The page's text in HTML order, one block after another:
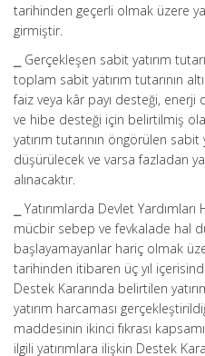
tarihinden geçerli olmak üzere
girmiştir.
⎯ Gerçekleşen sabit yatırım
toplam sabit yatırım tutarının
faiz veya kâr payı desteği,
ve hibe desteği için belirtilmiş
yatırım tutarının öngörülen
düşürülecek ve varsa fazladan
alınacaktır.
⎯ Yatırımlarda Devlet
mücbir sebep ve fevkalade hal
başlayamayanlar hariç olmak
tarihinden itibaren üç yıl
Destek Kararında belirtilen
yatırım harcaması
maddesinin ikinci fıkrası
ilgili yatırımlara ilişkin Destek